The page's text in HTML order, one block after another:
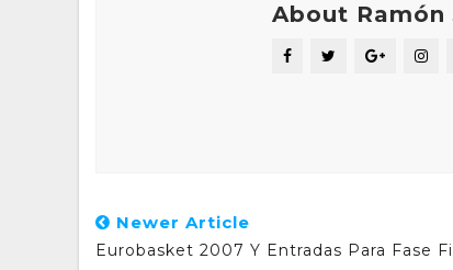
About Ramón
Newer Article
Eurobasket 2007 Y Entradas Para Fase